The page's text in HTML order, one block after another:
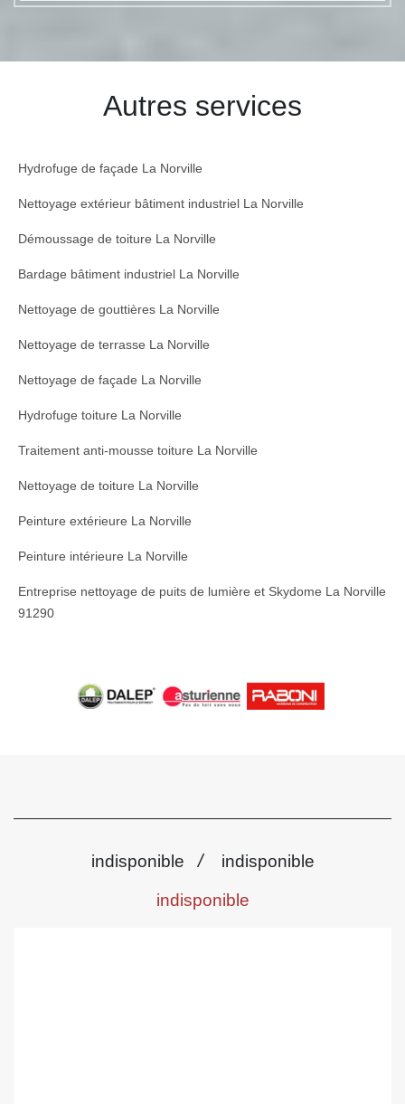
Autres services
Hydrofuge de façade La Norville
Nettoyage extérieur bâtiment industriel La Norville
Démoussage de toiture La Norville
Bardage bâtiment industriel La Norville
Nettoyage de gouttières La Norville
Nettoyage de terrasse La Norville
Nettoyage de façade La Norville
Hydrofuge toiture La Norville
Traitement anti-mousse toiture La Norville
Nettoyage de toiture La Norville
Peinture extérieure La Norville
Peinture intérieure La Norville
Entreprise nettoyage de puits de lumière et Skydome La Norville
91290
indisponible / indisponible
indisponible